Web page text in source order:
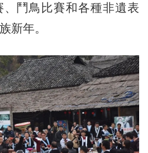
鬥鳥比賽和各種非遺表
新年。